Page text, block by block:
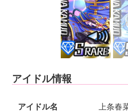
アイドル情報
アイドル名 上条春